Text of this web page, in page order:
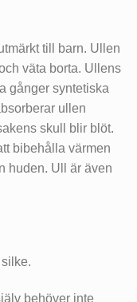
till barn. Ullen
väta borta. Ullens
gånger syntetiska
ullen
skull blir blöt.
bibehålla värmen
huden. Ull är även
behöver inte